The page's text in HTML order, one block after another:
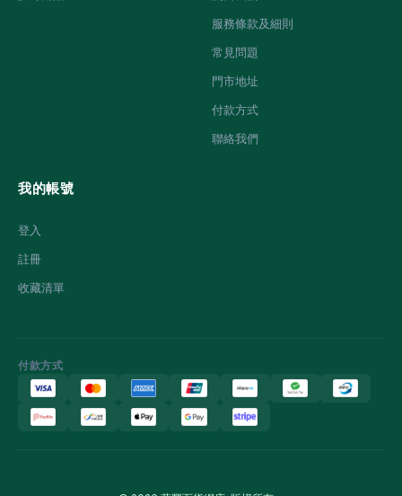
服務條款及細則
常見問題
門市地址
付款方式
聯絡我們
我的帳號
登入
註冊
收藏清單
付款方式